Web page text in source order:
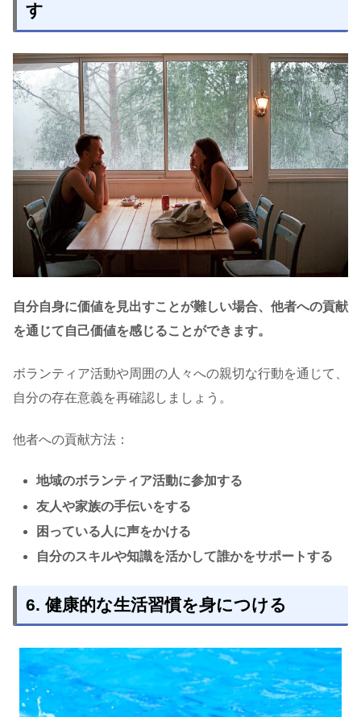
す
自分自身に価値を見出すことが難しい場合、他者への貢献
を通じて自己価値を感じることができます。
ボランティア活動や周囲の人々への親切な行動を通じて、
自分の存在意義を再確認しましょう。
他者への貢献方法：
地域のボランティア活動に参加する
友人や家族の手伝いをする
困っている人に声をかける
自分のスキルや知識を活かして誰かをサポートする
6. 健康的な生活習慣を身につける